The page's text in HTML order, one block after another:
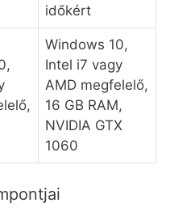
időkért
Windows 10,
Intel i7 vagy
AMD megfelelő,
16 GB RAM,
NVIDIA GTX
1060